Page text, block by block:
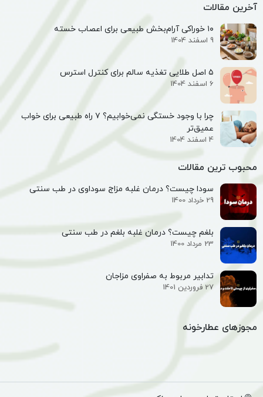
آخرین مقالات
۱۰ خوراکی آرام‌بخش طبیعی برای اعصاب خسته
9 اسفند 1404
۵ اصل طلایی تغذیه سالم برای کنترل استرس
6 اسفند 1404
چرا با وجود خستگی نمی‌خوابیم؟ ۷ راه طبیعی برای خواب
عمیق‌تر
4 اسفند 1404
محبوب ترین مقالات
سودا چیست؟ درمان غلبه مزاج سوداوی در طب سنتی
29 خرداد 1400
بلغم چیست؟ درمان غلبه بلغم در طب سنتی
23 مرداد 1400
تدابیر مربوط به صفراوی مزاجان
27 فروردین 1401
مجوزهای عطارخونه